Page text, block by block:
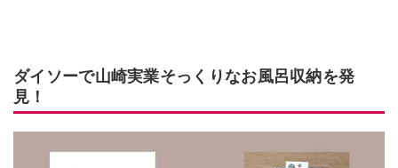
ダイソーで山崎実業そっくりなお風呂収納を発
見！